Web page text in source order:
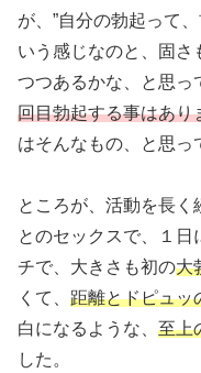
が、”自分の勃起って
いう感じなのと、固さ
つつあるかな、と思
回目勃起する事はあり
はそんなもの、と思っ
ところが、活動を長く
とのセックスで、１日
チで、大きさも初の大
くて、 距離とドピュッ
白になるような、 至上
した。